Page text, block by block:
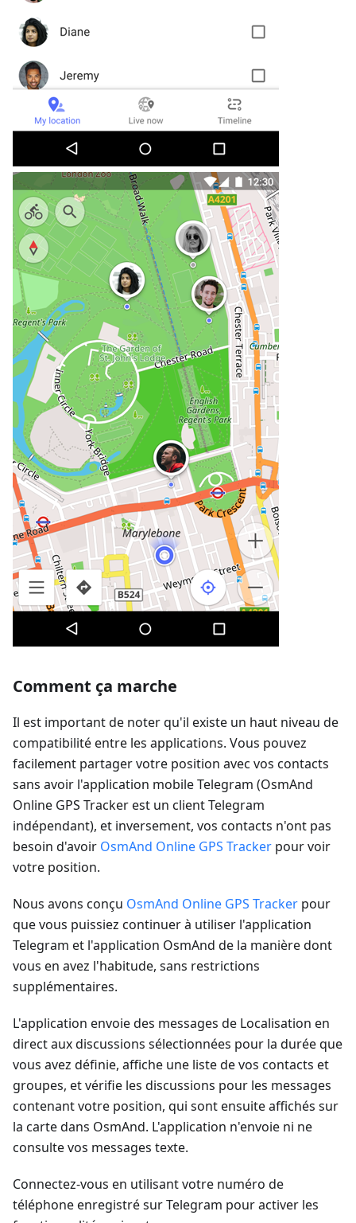
Comment ça marche
Il est important de noter qu'il existe un haut niveau de
compatibilité entre les applications. Vous pouvez
facilement partager votre position avec vos contacts
sans avoir l'application mobile Telegram (OsmAnd
Online GPS Tracker est un client Telegram
indépendant), et inversement, vos contacts n'ont pas
besoin d'avoir OsmAnd Online GPS Tracker pour voir
votre position.
Nous avons conçu OsmAnd Online GPS Tracker pour
que vous puissiez continuer à utiliser l'application
Telegram et l'application OsmAnd de la manière dont
vous en avez l'habitude, sans restrictions
supplémentaires.
L'application envoie des messages de Localisation en
direct aux discussions sélectionnées pour la durée que
vous avez définie, affiche une liste de vos contacts et
groupes, et vérifie les discussions pour les messages
contenant votre position, qui sont ensuite affichés sur
la carte dans OsmAnd. L'application n'envoie ni ne
consulte vos messages texte.
Connectez-vous en utilisant votre numéro de
téléphone enregistré sur Telegram pour activer les